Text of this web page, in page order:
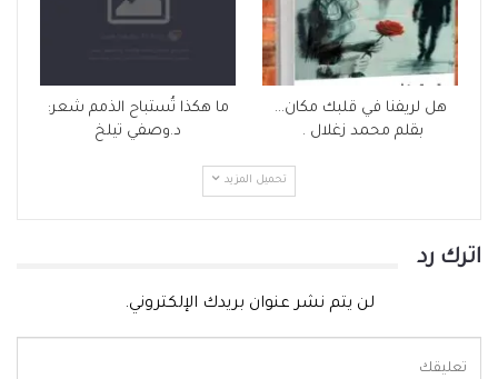
هل لريفنا في قلبك مكان…
بقلم محمد زغلال .
ما هكذا تُستباح الذمم شعر:
د.وصفي تيلخ
تحميل المزيد
اترك رد
لن يتم نشر عنوان بريدك الإلكتروني.